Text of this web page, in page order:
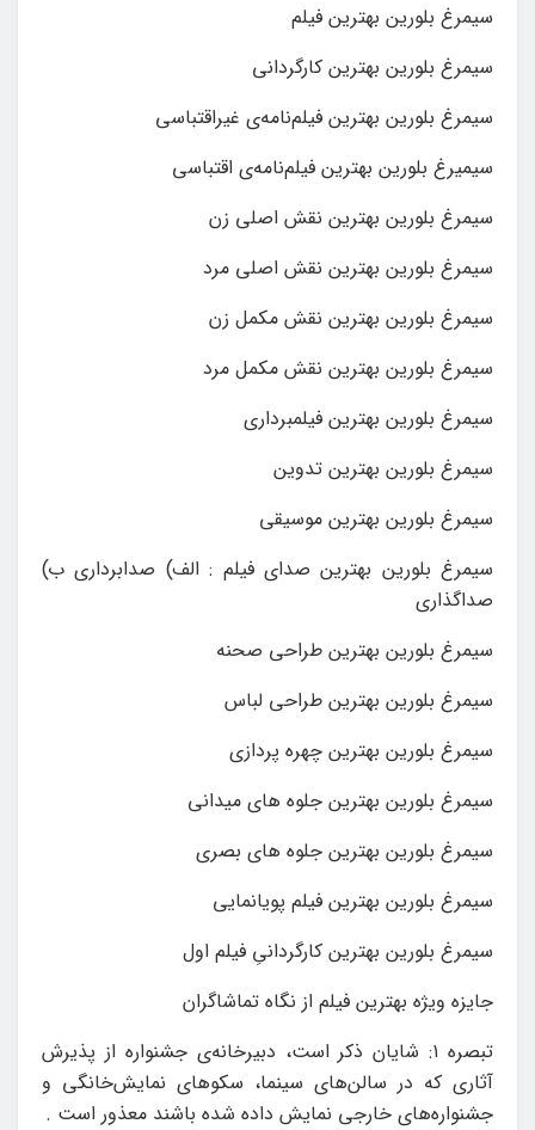
سیمرغ بلورین بهترین فیلم
سیمرغ بلورین بهترین کارگردانی
سیمرغ بلورین بهترین فیلم‌نامه‌ی غیراقتباسی
سیمیرغ بلورین بهترین فیلم‌نامه‌ی اقتباسی
سیمرغ بلورین بهترین نقش اصلی زن
سیمرغ بلورین بهترین نقش اصلی مرد
سیمرغ بلورین بهترین نقش مکمل زن
سیمرغ بلورین بهترین نقش مکمل مرد
سیمرغ بلورین بهترین فیلمبرداری
سیمرغ بلورین بهترین تدوین
سیمرغ بلورین بهترین موسیقی
سیمرغ بلورین بهترین صدای فیلم : الف) صدابرداری ب)
صداگذاری
سیمرغ بلورین بهترین طراحی صحنه
سیمرغ بلورین بهترین طراحی لباس
سیمرغ بلورین بهترین چهره پردازی
سیمرغ بلورین بهترین جلوه های میدانی
سیمرغ بلورین بهترین جلوه های بصری
سیمرغ بلورین بهترین فیلم پویانمایی
سیمرغ بلورین بهترین کارگردانیِ فیلم اول
جایزه‌ ویژه‌ بهترین فیلم از نگاه تماشاگران
تبصره ۱: شایان ذکر است، دبیرخانه‌ی جشنواره از پذیرش
آثاری که در سالن‌های سینما، سکوهای نمایش‌خانگی و
جشنواره‌های خارجی نمایش داده شده باشند معذور است .